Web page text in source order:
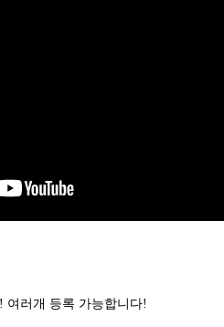
여러개 등록 가능합니다!